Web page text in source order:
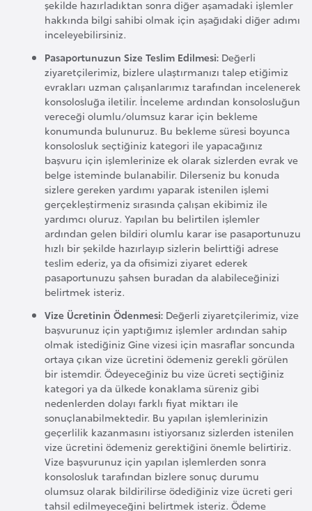
şekilde hazırladıktan sonra diğer aşamadaki işlemler
hakkında bilgi sahibi olmak için aşağıdaki diğer adımı
inceleyebilirsiniz.
Pasaportunuzun Size Teslim Edilmesi: Değerli
ziyaretçilerimiz, bizlere ulaştırmanızı talep etiğimiz
evrakları uzman çalışanlarımız tarafından incelenerek
konsolosluğa iletilir. İnceleme ardından konsolosluğun
vereceği olumlu/olumsuz karar için bekleme
konumunda bulunuruz. Bu bekleme süresi boyunca
konsolosluk seçtiğiniz kategori ile yapacağınız
başvuru için işlemlerinize ek olarak sizlerden evrak ve
belge isteminde bulanabilir. Dilerseniz bu konuda
sizlere gereken yardımı yaparak istenilen işlemi
gerçekleştirmeniz sırasında çalışan ekibimiz ile
yardımcı oluruz. Yapılan bu belirtilen işlemler
ardından gelen bildiri olumlu karar ise pasaportunuzu
hızlı bir şekilde hazırlayıp sizlerin belirttiği adrese
teslim ederiz, ya da ofisimizi ziyaret ederek
pasaportunuzu şahsen buradan da alabileceğinizi
belirtmek isteriz.
Vize Ücretinin Ödenmesi: Değerli ziyaretçilerimiz, vize
başvurunuz için yaptığımız işlemler ardından sahip
olmak istediğiniz Gine vizesi için masraflar soncunda
ortaya çıkan vize ücretini ödemeniz gerekli görülen
bir istemdir. Ödeyeceğiniz bu vize ücreti seçtiğiniz
kategori ya da ülkede konaklama süreniz gibi
nedenlerden dolayı farklı fiyat miktarı ile
sonuçlanabilmektedir. Bu yapılan işlemlerinizin
geçerlilik kazanmasını istiyorsanız sizlerden istenilen
vize ücretini ödemeniz gerektiğini önemle belirtiriz.
Vize başvurunuz için yapılan işlemlerden sonra
konsolosluk tarafından bizlere sonuç durumu
olumsuz olarak bildirilirse ödediğiniz vize ücreti geri
tahsil edilmeyeceğini belirtmek isteriz. Ödeme